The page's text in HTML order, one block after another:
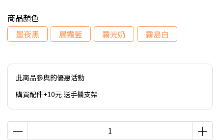
商品顏色
墨夜黑
晨霧藍 霧光奶 霧島白
此商品參與的優惠活動
購買配件+10元 送手機支架